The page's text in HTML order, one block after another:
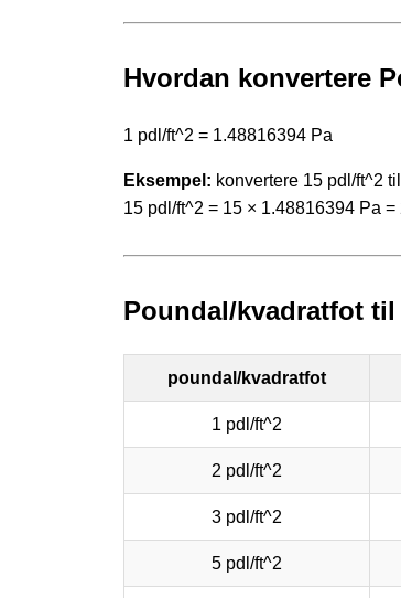
Hvordan konvertere
1 pdl/ft^2 = 1.48816394 Pa
Eksempel: konvertere 15 pdl/ft^2
15 pdl/ft^2 = 15 × 1.48816394 Pa
Poundal/kvadratfot
poundal/kvadratfot
1 pdl/ft^2
2 pdl/ft^2
3 pdl/ft^2
5 pdl/ft^2